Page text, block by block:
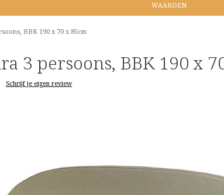
WAARDEN
BBK 190 x 70 x 85cm
3 persoons, BBK 190 x
Schrijf je eigen review